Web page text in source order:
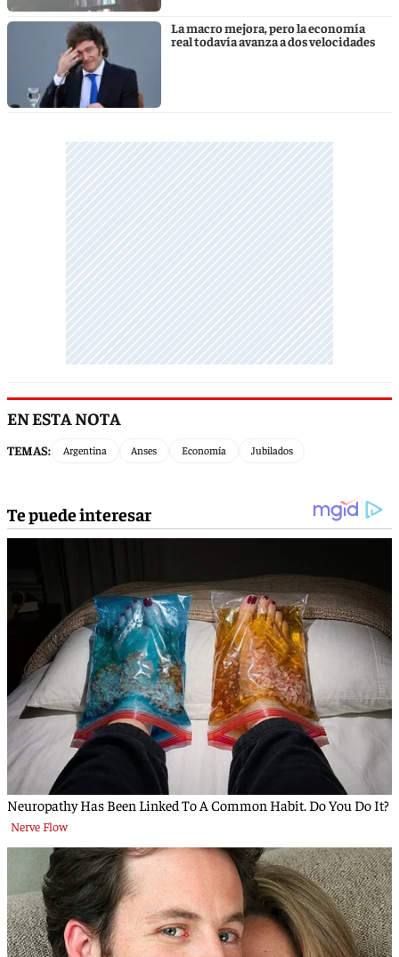
La macro mejora, pero la economía
real todavía avanza a dos velocidades
EN ESTA NOTA
TEMAS: Argentina Anses Economía Jubilados